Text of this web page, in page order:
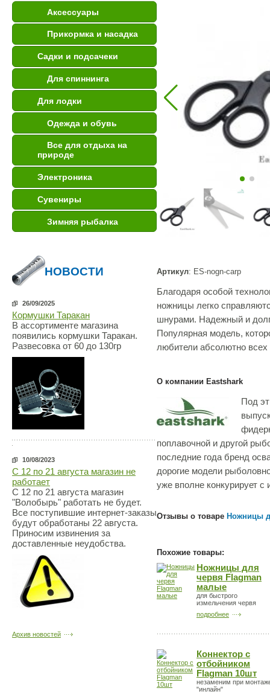
Аксессуары
Прикормка и насадка
Садки и подсачеки
Для спиннинга
Для лодки
Одежда и обувь
Все для отдыха на
природе
Электроника
Сувениры
Зимняя рыбалка
НОВОСТИ
26/09/2025
Кормушки Таракан
В ассортименте магазина
появились кормушки Таракан.
Развесовка от 60 до 130гр
10/08/2023
С 12 по 21 августа магазин не
работает
С 12 по 21 августа магазин
"Волобырь" работать не будет.
Все поступившие интернет-заказы
будут обработаны 22 августа.
Приносим извинения за
доставленные неудобства.
Архив новостей
Артикул: ES-nogn-carp
Благодаря особой
ножницы легко
шнурами. Надежный и
Популярная модель,
любители абсолютно
О компании Eastshark
Под
поплавочной и другой
последние года бренд
дорогие модели
уже вполне конкурирует
Отзывы о товаре Ножницы
Похожие товары:
Ножницы для
червя Flagman
малые
для быстрого
измельчения червя
подробнее
Коннектор с
отбойником
Flagman 10шт
незаменим при
"инлайн"